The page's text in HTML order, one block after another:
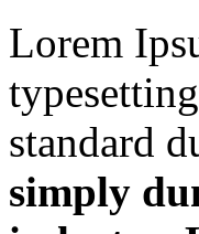
Lorem
standard
simply